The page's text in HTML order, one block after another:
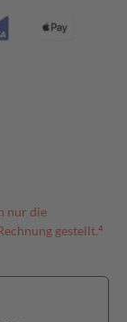
nur die
gestellt.⁴